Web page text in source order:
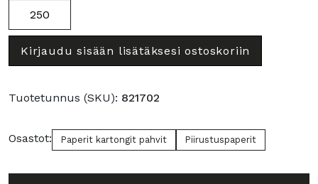
määrä
Kirjaudu sisään lisätäksesi ostoskoriin
Tuotetunnus (SKU): 821702
Osastot: Paperit kartongit pahvit Piirustuspaperit